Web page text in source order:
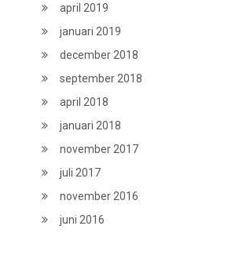
april 2019
januari 2019
december 2018
september 2018
april 2018
januari 2018
november 2017
juli 2017
november 2016
juni 2016